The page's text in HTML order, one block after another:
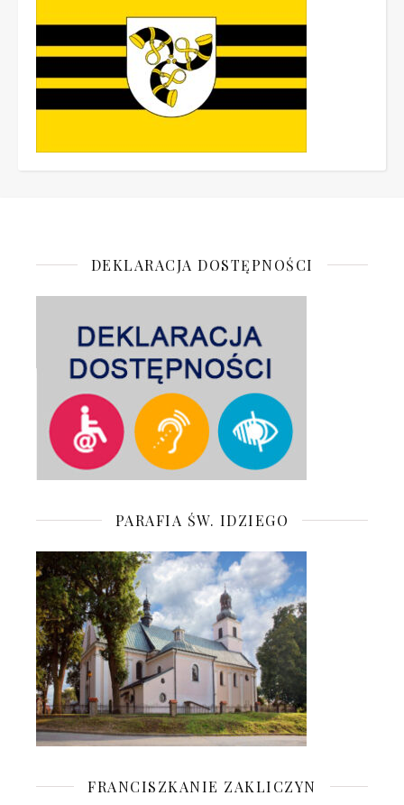
DEKLARACJA DOSTĘPNOŚCI
PARAFIA ŚW. IDZIEGO
FRANCISZKANIE ZAKLICZYN